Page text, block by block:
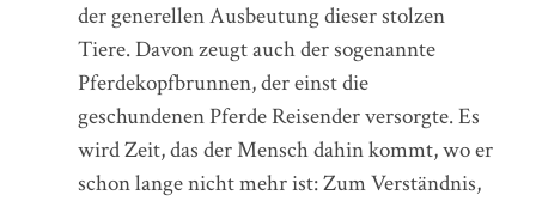
der generellen Ausbeutung dieser stolzen
Tiere. Davon zeugt auch der sogenannte
Pferdekopfbrunnen, der einst die
geschundenen Pferde Reisender versorgte. Es
wird Zeit, das der Mensch dahin kommt, wo er
schon lange nicht mehr ist: Zum Verständnis,